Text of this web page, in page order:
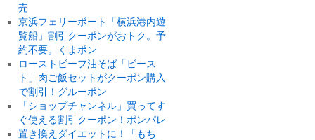
売
京浜フェリーボート「横浜港内遊
覧船」割引クーポンがおトク。予
約不要。くまポン
ローストビーフ油そば「ビース
ト」肉ご飯セットがクーポン購入
で割引！グルーポン
「ショップチャンネル」買ってす
ぐ使える割引クーポン！ポンパレ
置き換えダイエットに！「もち